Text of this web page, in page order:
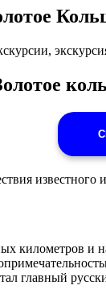
километров и
главный